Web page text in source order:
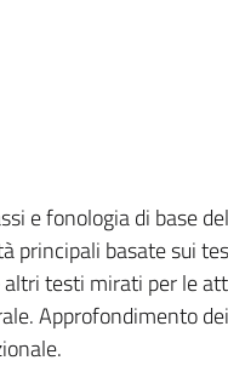
e fonologia di base
principali basate sui
testi mirati per le
Approfondimento